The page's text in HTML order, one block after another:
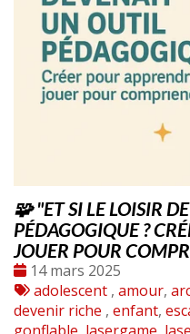
🧩 "ET SI LE LOISIR
PÉDAGOGIQUE ?
JOUER POUR
Date
:
14 mars 2025
Tags
:
adolescent , amour,
devenir riche , enfant,
gonflable, lasergame,